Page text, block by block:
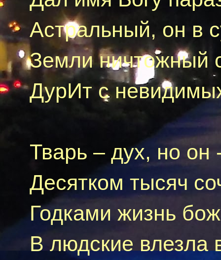
Астральный, он в
Земли ничтожный
ДурИт с
Тварь – дух, но oн
Десятком тысяч
Годками жизнь
В людские влезла